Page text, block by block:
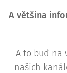
A většina
A to buď na
našich